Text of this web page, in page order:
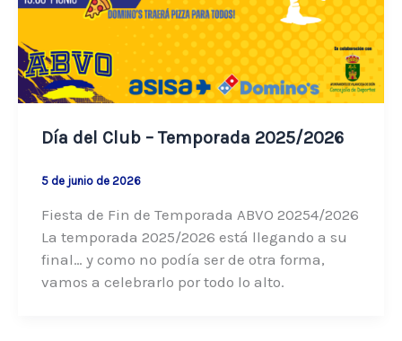
Día del Club – Temporada 2025/2026
5 de junio de 2026
Fiesta de Fin de Temporada ABVO 20254/2026
La temporada 2025/2026 está llegando a su
final… y como no podía ser de otra forma,
vamos a celebrarlo por todo lo alto.